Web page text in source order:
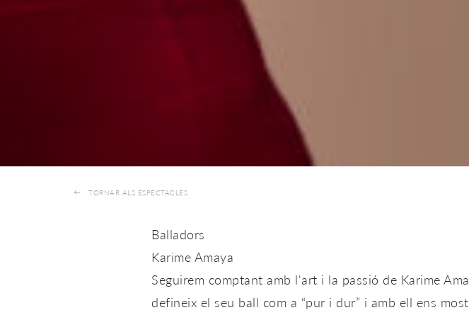
TORNAR ALS ESPECTACLES
Balladors
Karime Amaya
Seguirem comptant amb l'art i la passió de Karime
defineix el seu ball com a “pur i dur” i amb ell ens